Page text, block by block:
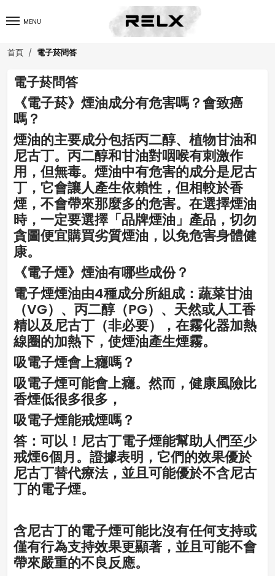
MENU
首頁 電子菸問答
電子菸問答
《電子菸》煙油成分有危害嗎？會致癌
嗎？
煙油的主要成分包括丙二醇、植物甘油和
尼古丁。丙二醇和甘油對咽喉有刺激作
用，但無毒。煙油中有危害的成分是尼古
丁，它會讓人產生依賴性，但相較於香
煙，不會帶來那麼多的危害。在選擇煙油
時，一定要選擇「品牌煙油」產品，切勿
貪圖便宜購買劣質煙油，以免危害身體健
康。
《電子煙》煙油有哪些成份？
電子煙煙油由4種成分所組成：蔬菜甘油
（VG）、丙二醇（PG）、天然或人工香
精以及尼古丁（非必要），在霧化器加熱
線圈的加熱下，使煙油產生煙霧。
吸電子煙會上癮嗎？
吸電子煙可能會上癮。然而，健康風險比
香煙低很多很多，
吸電子煙能戒煙嗎？
答：可以！尼古丁電子煙能幫助人們至少
戒煙6個月。證據表明，它們的效果優於
尼古丁替代療法，並且可能優於不含尼古
丁的電子煙。
含尼古丁的電子煙可能比沒有任何支持或
僅有行為支持效果更顯著，並且可能不會
帶來嚴重的不良反應。